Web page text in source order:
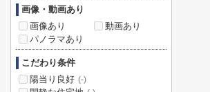
画像・動画あり
画像あり
動画あり
パノラマあり
こだわり条件
陽当り良好 (-)